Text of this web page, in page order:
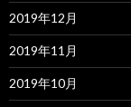
2019年12月
2019年11月
2019年10月